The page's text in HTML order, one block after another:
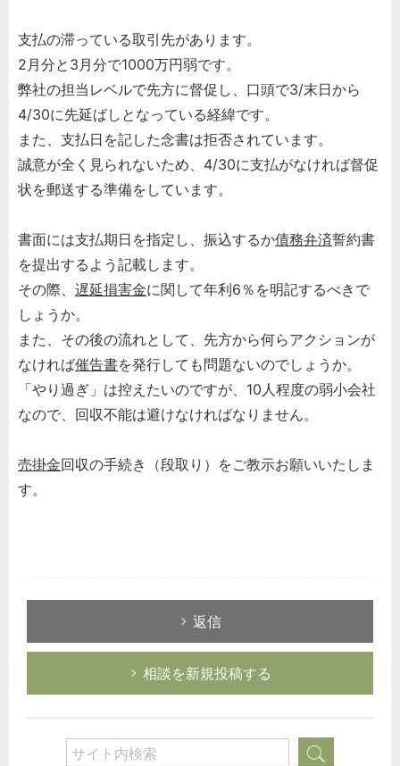
支払の滞っている取引先があります。
2月分と3月分で1000万円弱です。
弊社の担当レベルで先方に督促し、口頭で3/末日から
4/30に先延ばしとなっている経緯です。
また、支払日を記した念書は拒否されています。
誠意が全く見られないため、4/30に支払がなければ督促
状を郵送する準備をしています。
書面には支払期日を指定し、振込するか債務弁済誓約書
を提出するよう記載します。
その際、 遅延損害金に関して年利6％を明記するべきで
しょうか。
また、その後の流れとして、先方から何らアクションが
なければ催告書を発行しても問題ないのでしょうか。
「やり過ぎ」は控えたいのですが、10人程度の弱小会社
なので、回収不能は避けなければなりません。
売掛金回収の手続き（段取り）をご教示お願いいたしま
す。
返信
相談を新規投稿する